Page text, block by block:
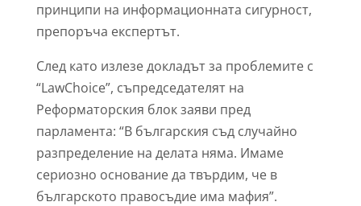
принципи на информационната сигурност,
препоръча експертът.
След като излезе докладът за проблемите с
“LawChoice”, съпредседателят на
Реформаторския блок заяви пред
парламента: “В българския съд случайно
разпределение на делата няма. Имаме
сериозно основание да твърдим, че в
българското правосъдие има мафия”.